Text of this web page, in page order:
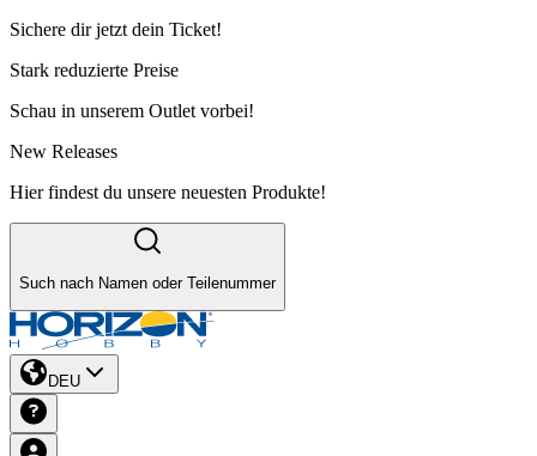
Sichere dir jetzt dein Ticket!
Stark reduzierte Preise
Schau in unserem Outlet vorbei!
New Releases
Hier findest du unsere neuesten Produkte!
Such nach Namen oder Teilenummer
DEU